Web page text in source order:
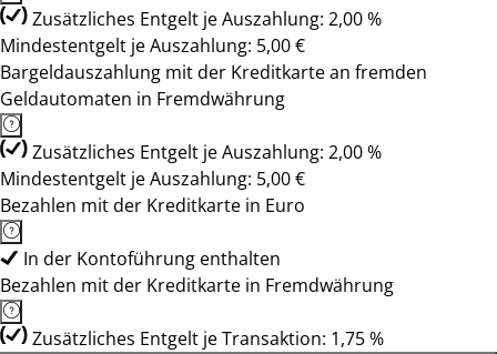
Zusätzliches Entgelt je Auszahlung: 2,00 %
Mindestentgelt je Auszahlung: 5,00 €
Bargeldauszahlung mit der Kreditkarte an fremden
Geldautomaten in Fremdwährung
Zusätzliches Entgelt je Auszahlung: 2,00 %
Mindestentgelt je Auszahlung: 5,00 €
Bezahlen mit der Kreditkarte in Euro
In der Kontoführung enthalten
Bezahlen mit der Kreditkarte in Fremdwährung
Zusätzliches Entgelt je Transaktion: 1,75 %